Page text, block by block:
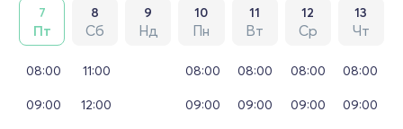
7
Пт
8
Сб
9
Нд
10
Пн
11
Вт
12
Ср
13
Чт
08:00
09:00
11:00
12:00
08:00
09:00
08:00
09:00
08:00
09:00
08:00
09:00